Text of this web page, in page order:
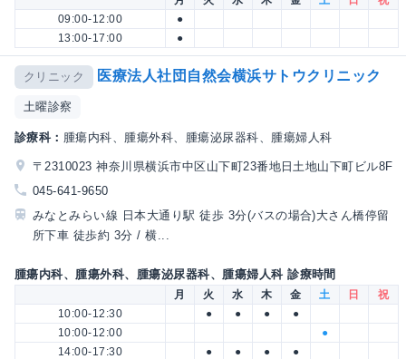
09:00-12:00
●
13:00-17:00
●
クリニック 医療法人社団自然会横浜サトウクリニック
土曜診察
診療科： 腫瘍内科、腫瘍外科、腫瘍泌尿器科、腫瘍婦人科
〒2310023 神奈川県横浜市中区山下町23番地日土地山下町ビル8F
045-641-9650
みなとみらい線 日本大通り駅 徒歩 3分(バスの場合)大さん橋停留
所下車 徒歩約 3分 / 横...
腫瘍内科、腫瘍外科、腫瘍泌尿器科、腫瘍婦人科 診療時間
月 火 水 木 金 土 日
祝
10:00-12:30
● ● ●
●
10:00-12:00
●
14:00-17:30
● ● ● ●